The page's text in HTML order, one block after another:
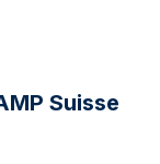
Suisse